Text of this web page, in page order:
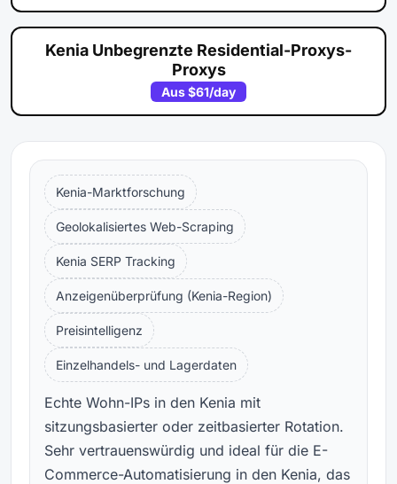
Kenia Unbegrenzte Residential-Proxys-
Proxys
Aus$61/day
Kenia-Marktforschung
Geolokalisiertes Web-Scraping
Kenia SERP Tracking
Anzeigenüberprüfung (Kenia-Region)
Preisintelligenz
Einzelhandels- und Lagerdaten
Echte Wohn-IPs in den Kenia mit
sitzungsbasierter oder zeitbasierter Rotation.
Sehr vertrauenswürdig und ideal für die E-
Commerce-Automatisierung in den Kenia, das